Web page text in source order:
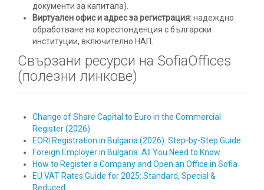
документи за капитала).
Виртуален офис и адрес за регистрация:надеждно
обработване на кореспонденция с български
институции, включително НАП.
Свързани ресурси на SofiaOffices
(полезни линкове)
Change of Share Capital to Euro in the Commercial
Register (2026)
EORI Registration in Bulgaria (2026): Step-by-Step Guide
Foreign Employer in Bulgaria: All You Need to Know
How to Register a Company and Open an Office in Sofia
EU VAT Rates Guide for 2025: Standard, Special &
Reduced